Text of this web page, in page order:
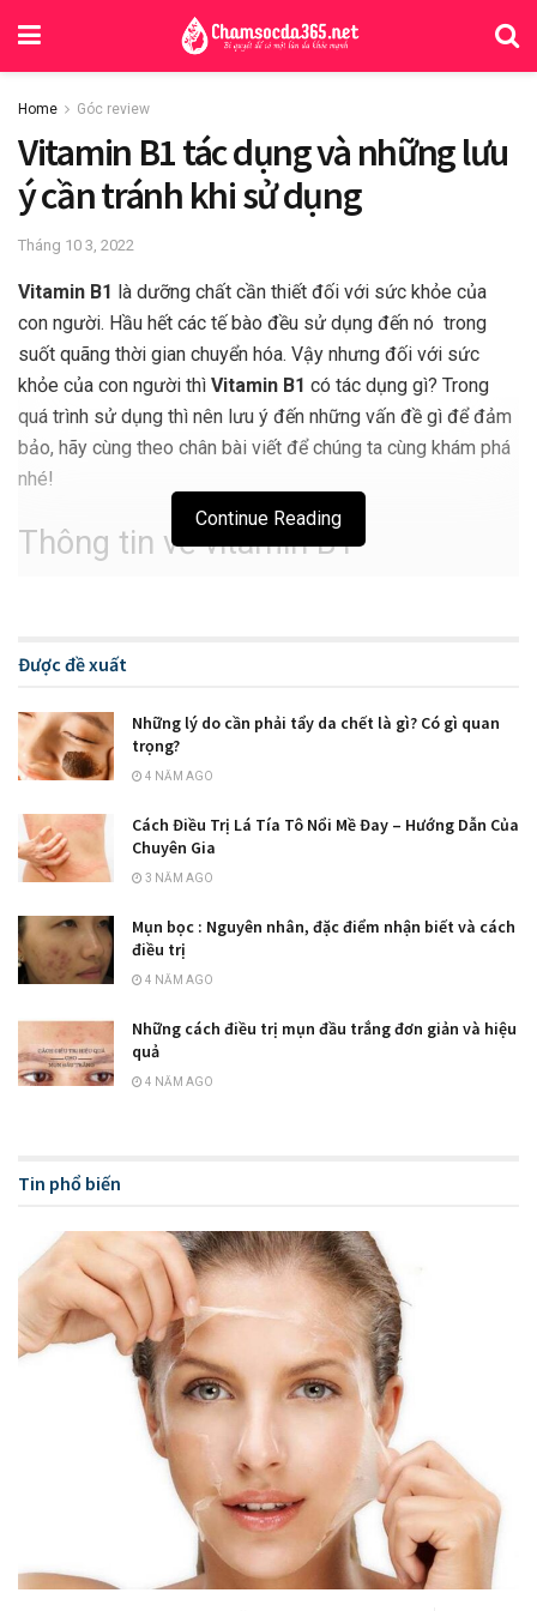
Home Góc review
Vitamin B1 tác dụng và những lưu
ý cần tránh khi sử dụng
Tháng 10 3, 2022
Vitamin B1 là dưỡng chất cần thiết đối với sức khỏe của
con người. Hầu hết các tế bào đều sử dụng đến nó trong
suốt quãng thời gian chuyển hóa. Vậy nhưng đối với sức
khỏe của con người thì Vitamin B1 có tác dụng gì? Trong
quá trình sử dụng thì nên lưu ý đến những vấn đề gì để đảm
bảo, hãy cùng theo chân bài viết để chúng ta cùng khám phá
nhé!
Thông tin về vitamin B1
trong cơ thể có thể hoạt động tốt. Adenosine triphosphate
Vitamin B1
được biết đến là một loại vitamin đầu tiên được
những nhà khoa học phát hiện ra. Có lẽ đây cũng chính là lý
cũng tương tự như loại vitamin khác đang có trên thị trường
đó chính là khả năng hòa tan trong nước.
Thông tin chung về vitamin B1
Những vai trò của vitamin B1 đối
với cơ thể là gì?
Trong hoạt động sống của cơ thể con người thì
đóng vai trò trong hoạt động sống cũng như sự phát triển.
Bởi nó đóng góp rất nhiều sự phát triển trong sự chuyển hóa
Enzyme decacboxyl oxy hóa có sự tham gia
Continue Reading
Được đề xuất
Những lý do cần phải tẩy da chết là gì? Có gì quan
trọng?
4 NĂM AGO
Cách Điều Trị Lá Tía Tô Nổi Mề Đay – Hướng Dẫn Của
Chuyên Gia
3 NĂM AGO
Mụn bọc : Nguyên nhân, đặc điểm nhận biết và cách
điều trị
4 NĂM AGO
Những cách điều trị mụn đầu trắng đơn giản và hiệu
quả
4 NĂM AGO
Tin phổ biến